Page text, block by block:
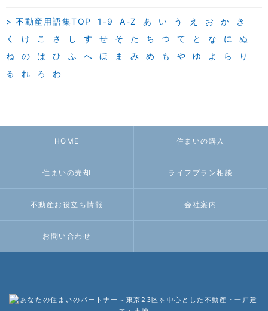
> 不動産用語集TOP 1-9 A-Z あ い う え お か
き
く
け こ さ し す せ そ た ち つ て と な に
ぬ
ね
の は ひ ふ へ ほ ま み め も や ゆ よ ら
り
る
れ ろ わ
HOME 住まいの購入
住まいの売却 ライフプラン相談
不動産お役立ち情報 会社案内
お問い合わせ